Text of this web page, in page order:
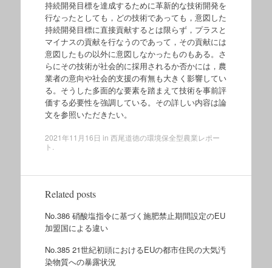
持続開発目標を達成するために革新的な技術開発を
行なったとしても，どの技術であっても，意図した
持続開発目標に直接貢献するとは限らず，プラスと
マイナスの貢献を行なうのであって，その貢献には
意図したもの以外に意図しなかったものもある。さ
らにその技術が社会的に採用されるか否かには，農
業者の意向や社会的支援の有無も大きく影響してい
る。そうした多面的な要素を踏まえて技術を事前評
価する必要性を強調している。その詳しい内容は論
文を参照いただきたい。
2021年11月16日 in 西尾道徳の環境保全型農業レポー
ト
Related posts
No.386 硝酸塩指令に基づく施肥禁止期間設定のEU
加盟国による違い
No.385 21世紀初頭におけるEUの都市住民の大気汚
染物質への暴露状況